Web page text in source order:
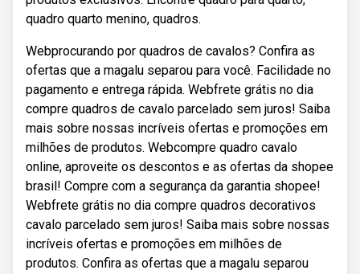
quadro quarto menino, quadros.
Webprocurando por quadros de cavalos? Confira as
ofertas que a magalu separou para você. Facilidade no
pagamento e entrega rápida. Webfrete grátis no dia
compre quadros de cavalo parcelado sem juros! Saiba
mais sobre nossas incríveis ofertas e promoções em
milhões de produtos. Webcompre quadro cavalo
online, aproveite os descontos e as ofertas da shopee
brasil! Compre com a segurança da garantia shopee!
Webfrete grátis no dia compre quadros decorativos
cavalo parcelado sem juros! Saiba mais sobre nossas
incríveis ofertas e promoções em milhões de
produtos. Confira as ofertas que a magalu separou